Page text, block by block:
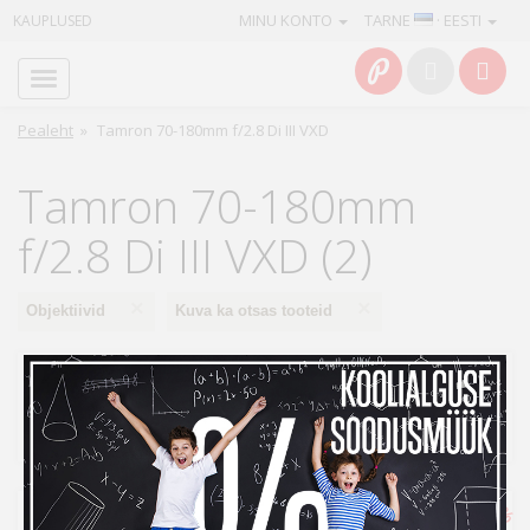
KAUPLUSED TARNE · EESTI
MINU KONTO
Pealeht » Tamron 70-180mm f/2.8 Di III VXD
Tamron 70-180mm
f/2.8 Di III VXD (2)
Objektiivid Kuva ka otsas tooteid
Filtreeri Sorteeri
-10% -12%
Info
Arvuti
&
IT
Elektroonika